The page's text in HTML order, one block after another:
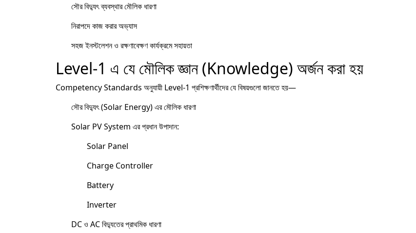
সৌর বিদ্যুৎ ব্যবস্থার মৌলিক ধারণা
নিরাপদে কাজ করার অভ্যাস
সহজ ইনস্টলেশন ও রক্ষণাবেক্ষণ কার্যক্রমে সহায়তা
Level-1 এ যে মৌলিক জ্ঞান (Knowledge) অর্জন করা হয়
Competency Standards অনুযায়ী Level-1 প্রশিক্ষণার্থীদের যে বিষয়গুলো জানতে হয়—
সৌর বিদ্যুৎ (Solar Energy) এর মৌলিক ধারণা
Solar PV System এর প্রধান উপাদান:
Solar Panel
Charge Controller
Battery
Inverter
DC ও AC বিদ্যুতের প্রাথমিক ধারণা